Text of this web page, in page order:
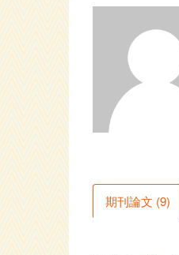
期刊論文 (9)